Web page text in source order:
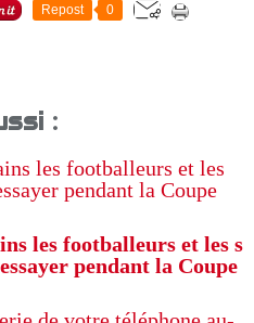
Repost 0
:
les footballeurs et les s
pendant la Coupe